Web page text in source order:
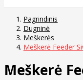
Pagrindinis
Dugninė
Meškerės
Meškerė Feeder
Meškerė